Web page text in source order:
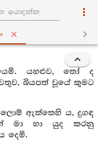
යහළුව, තෝ ද
බියපත් වූයේ කුමට
ලොම් ඇත්තෙහි ය, දුගඳ
මා හා යුද කරනු
දෙමි.